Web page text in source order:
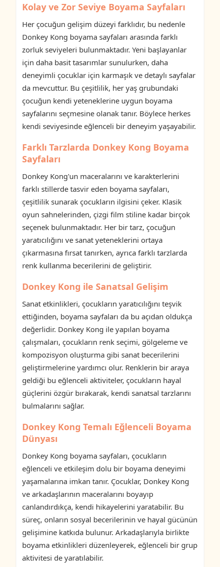
Kolay ve Zor Seviye Boyama Sayfaları
Her çocuğun gelişim düzeyi farklıdır, bu nedenle
Donkey Kong boyama sayfaları arasında farklı
zorluk seviyeleri bulunmaktadır. Yeni başlayanlar
için daha basit tasarımlar sunulurken, daha
deneyimli çocuklar için karmaşık ve detaylı sayfalar
da mevcuttur. Bu çeşitlilik, her yaş grubundaki
çocuğun kendi yeteneklerine uygun boyama
sayfalarını seçmesine olanak tanır. Böylece herkes
kendi seviyesinde eğlenceli bir deneyim yaşayabilir.
Farklı Tarzlarda Donkey Kong Boyama
Sayfaları
Donkey Kong'un maceralarını ve karakterlerini
farklı stillerde tasvir eden boyama sayfaları,
çeşitlilik sunarak çocukların ilgisini çeker. Klasik
oyun sahnelerinden, çizgi film stiline kadar birçok
seçenek bulunmaktadır. Her bir tarz, çocuğun
yaratıcılığını ve sanat yeteneklerini ortaya
çıkarmasına fırsat tanırken, ayrıca farklı tarzlarda
renk kullanma becerilerini de geliştirir.
Donkey Kong ile Sanatsal Gelişim
Sanat etkinlikleri, çocukların yaratıcılığını teşvik
ettiğinden, boyama sayfaları da bu açıdan oldukça
değerlidir. Donkey Kong ile yapılan boyama
çalışmaları, çocukların renk seçimi, gölgeleme ve
kompozisyon oluşturma gibi sanat becerilerini
geliştirmelerine yardımcı olur. Renklerin bir araya
geldiği bu eğlenceli aktiviteler, çocukların hayal
güçlerini özgür bırakarak, kendi sanatsal tarzlarını
bulmalarını sağlar.
Donkey Kong Temalı Eğlenceli Boyama
Dünyası
Donkey Kong boyama sayfaları, çocukların
eğlenceli ve etkileşim dolu bir boyama deneyimi
yaşamalarına imkan tanır. Çocuklar, Donkey Kong
ve arkadaşlarının maceralarını boyayıp
canlandırdıkça, kendi hikayelerini yaratabilir. Bu
süreç, onların sosyal becerilerinin ve hayal gücünün
gelişimine katkıda bulunur. Arkadaşlarıyla birlikte
boyama etkinlikleri düzenleyerek, eğlenceli bir grup
aktivitesi de yaratılabilir.